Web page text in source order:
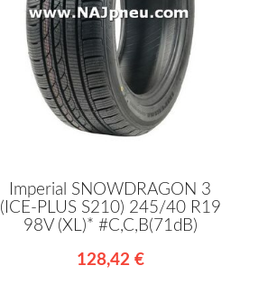
Imperial SNOWDRAGON 3
(ICE-PLUS S210) 245/40 R19
98V (XL)* #C,C,B(71dB)
128,42 €